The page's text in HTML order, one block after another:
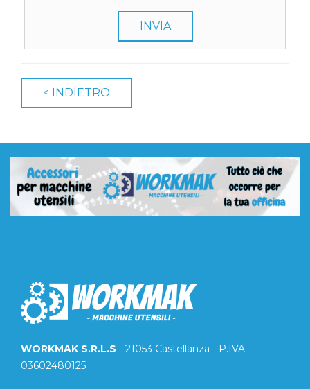
INVIA
WORKMAK S.R.L.S - 21053 Castellanza - P.IVA:
03602480125